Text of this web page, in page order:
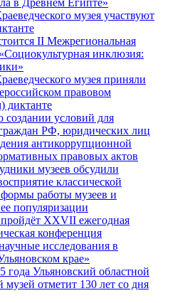
в Древнем Египте»
музея участвуют
II Межрегиональная
инклюзия:
музея приняли
правовом
диктанте
условий для
РФ, юридических лиц
антикоррупционной
правовых актов
музеев обсудили
классической
работы музеев и
популяризации
XXVII ежегодная
конференция
исследования в
крае»
года Ульяновский областной
музей отметит 130 лет со дня